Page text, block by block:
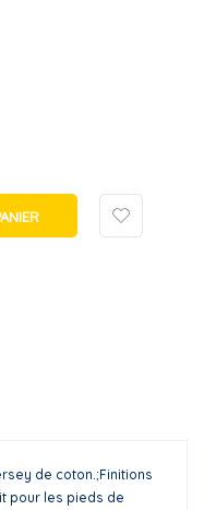
de coton.;Finitions
pour les pieds de